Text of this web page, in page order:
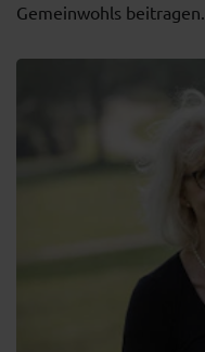
Gemeinwohls beitragen.